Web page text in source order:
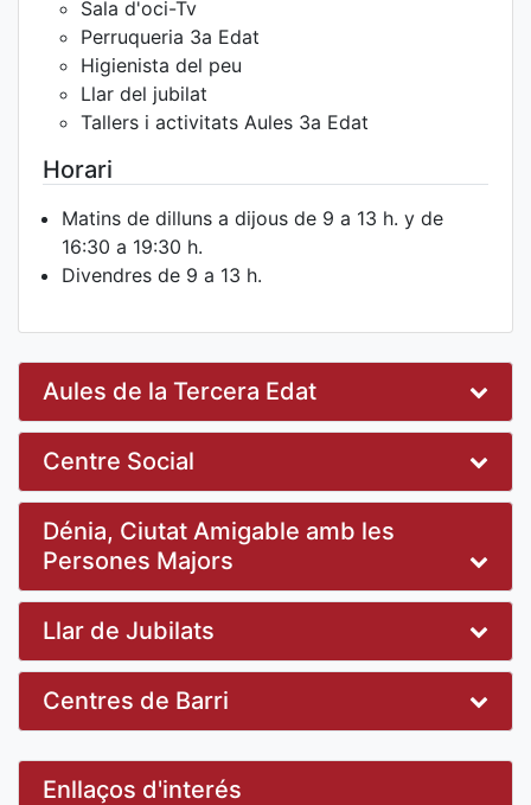
Sala d'oci-Tv
Perruqueria 3a Edat
Higienista del peu
Llar del jubilat
Tallers i activitats Aules 3a Edat
Horari
Matins de dilluns a dijous de 9 a 13 h. y de
16:30 a 19:30 h.
Divendres de 9 a 13 h.
Aules de la Tercera Edat
Centre Social
Dénia, Ciutat Amigable amb les
Persones Majors
Llar de Jubilats
Centres de Barri
Enllaços d'interés